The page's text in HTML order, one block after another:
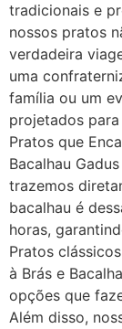
tradicionais e
nossos pratos
verdadeira
uma
família ou um
projetados
Pratos que
Bacalhau
trazemos
bacalhau é
horas,
Pratos
à Brás e
opções que
Além disso,